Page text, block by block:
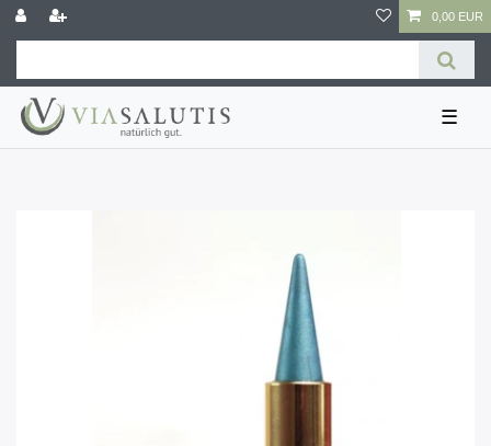
0,00 EUR
☰